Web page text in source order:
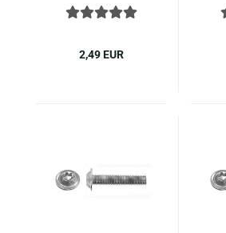
Flansch, Voll­ge­win­de,
2,49 EUR